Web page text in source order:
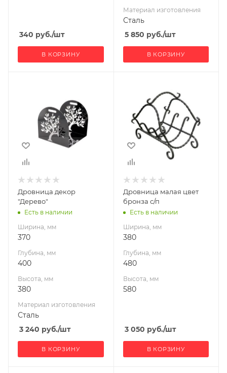
340 руб./шт
В КОРЗИНУ
Материал изготовления
Сталь
5 850 руб./шт
В КОРЗИНУ
Глубина, мм
Высота, мм
380
Материал
Сталь
Дровница декор
"Дерево"
Есть в наличии
Ширина, мм
370
Глубина, мм
400
Высота, мм
380
Материал изготовления
Сталь
3 240 руб./шт
В КОРЗИНУ
Глубина, мм
480
Высота, мм
580
Дровница малая цвет
бронза с/п
Есть в наличии
Ширина, мм
380
Глубина, мм
480
Высота, мм
580
3 050 руб./шт
В КОРЗИНУ